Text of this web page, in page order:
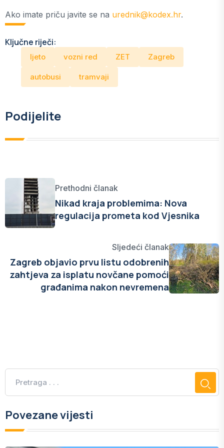
Ako imate priču javite se na urednik@kodex.hr.
Ključne riječi:
ljeto vozni red ZET Zagreb
autobusi tramvaji
Podijelite
Prethodni članak
Nikad kraja problemima: Nova
regulacija prometa kod Vjesnika
Sljedeći članak
Zagreb objavio prvu listu odobrenih
zahtjeva za isplatu novčane pomoći
građanima nakon nevremena
Povezane vijesti